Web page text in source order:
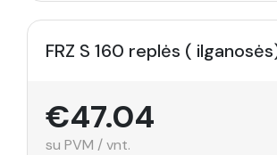
FRZ S 160 replės (
€47.04
su PVM / vnt.